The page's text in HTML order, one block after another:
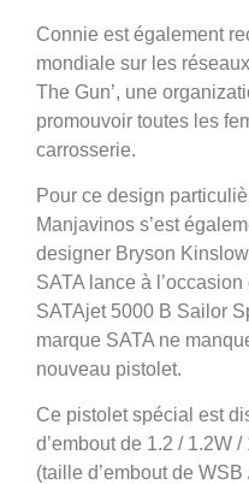
Connie est également
mondiale sur les
The Gun’, une
promouvoir toutes les
carrosserie.
Pour ce design
Manjavinos s’est
designer Bryson
SATA lance à
SATAjet 5000 B Sailor
marque SATA ne
nouveau pistolet.
Ce pistolet spécial est
d’embout de 1.2 / 1.2W
(taille d’embout de